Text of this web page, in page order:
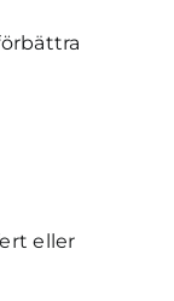
eller